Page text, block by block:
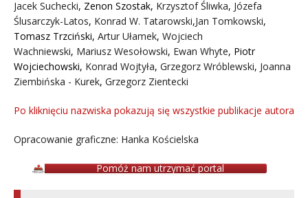
Jacek Suchecki, Zenon Szostak, Krzysztof Śliwka, Józefa
Ślusarczyk-Latos, Konrad W. Tatarowski,Jan Tomkowski,
Tomasz Trzciński, Artur Ułamek, Wojciech
Wachniewski, Mariusz Wesołowski, Ewan Whyte, Piotr
Wojciechowski, Konrad Wojtyła, Grzegorz Wróblewski, Joanna
Ziembińska - Kurek, Grzegorz Zientecki
Po kliknięciu nazwiska pokazują się wszystkie publikacje autora
Opracowanie graficzne: Hanka Kościelska
Pomóż nam utrzymać portal